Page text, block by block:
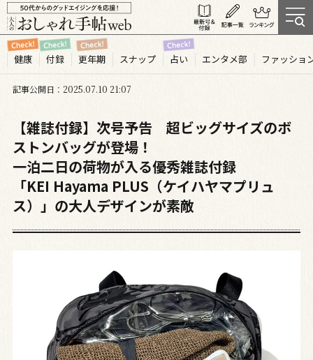
健康 付録 更年期 スナップ 占い エンタメ部 ファッショ
記事公開日 2025.07 10 21:07
【雑誌付録】次号予告 超ビッグサイズのボ
ストンバッグが登場！
一泊二日の荷物が入る優秀雑誌付録
「KEI Hayama PLUS（ケイハヤマプリュ
ス）」の大人デザインが素敵